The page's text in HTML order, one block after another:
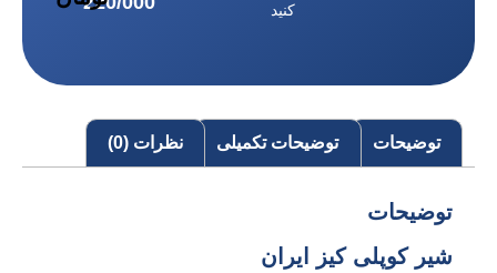
کنید
توضیحات توضیحات تکمیلی نظرات (0)
توضیحات
شیر کوپلی کیز ایران